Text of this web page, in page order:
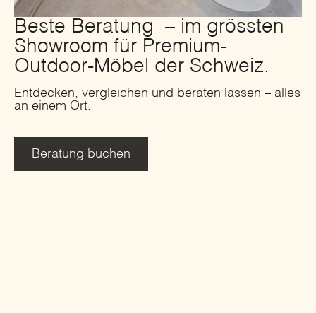
Beste Beratung – im grössten
Showroom für Premium-
Outdoor-Möbel der Schweiz.
Entdecken, vergleichen und beraten lassen – alles
an einem Ort.
Beratung buchen